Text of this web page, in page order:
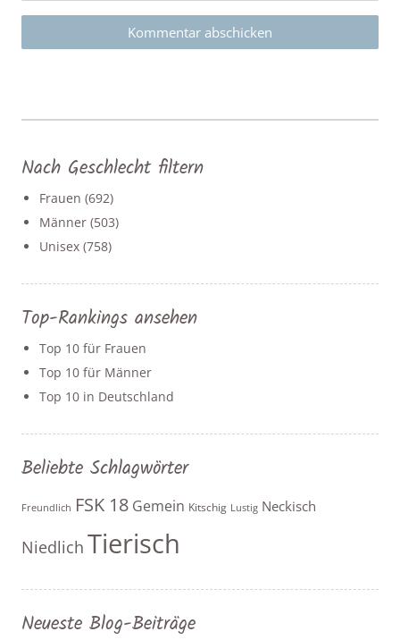
Nach Geschlecht filtern
Frauen (692)
Männer (503)
Unisex (758)
Top-Rankings ansehen
Top 10 für Frauen
Top 10 für Männer
Top 10 in Deutschland
Beliebte Schlagwörter
Freundlich FSK 18 Gemein Kitschig Lustig Neckisch
Niedlich Tierisch
Neueste Blog-Beiträge